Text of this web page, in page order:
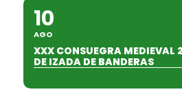
10
AGO
XXX CONSUEGRA MEDIEVAL
DE IZADA DE BANDERAS